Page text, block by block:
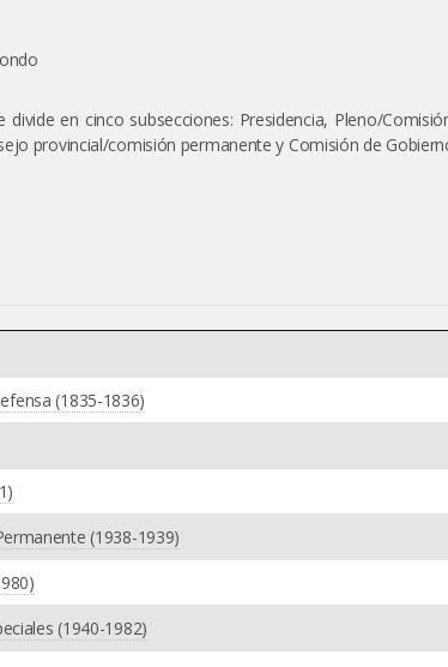
divide en cinco subsecciones: Presidencia, Pleno/
provincial/comisión permanente y Comisión de
(1835-1836)
(1938-1939)
(1940-1982)